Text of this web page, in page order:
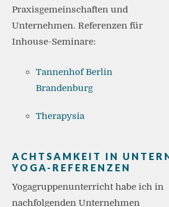
Praxisgemeinschaften und
Unternehmen. Referenzen für
Inhouse-Seminare:
Tannenhof Berlin
Brandenburg
Therapysia
ACHTSAMKEIT IN
YOGA-REFERENZEN
Yogagruppenunterricht habe ich in
nachfolgenden Unternehmen